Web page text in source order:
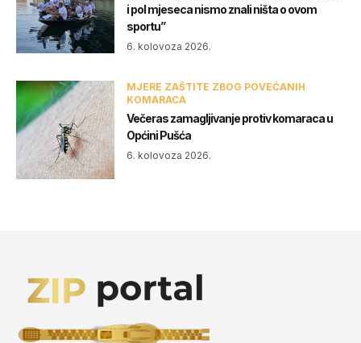
i pol mjeseca nismo znali ništa o ovom
sportu”
6. kolovoza 2026.
MJERE ZAŠTITE ZBOG POVEĆANIH
KOMARACA
Večeras zamagljivanje protiv komaraca u
Općini Pušća
6. kolovoza 2026.